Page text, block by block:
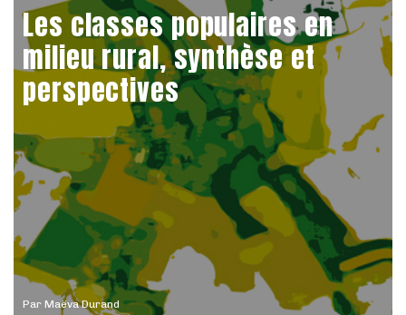
Par Maëva Durand
Les classes populaires en
milieu rural, synthèse et
perspectives